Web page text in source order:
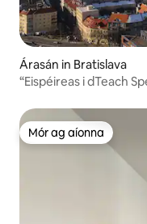
Árasán in Bratislava
“Eispéireas i dTeach
Mór ag aíonna
Mór ag aíonna